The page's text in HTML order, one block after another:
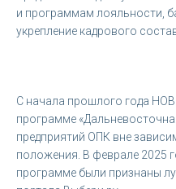
и программам лояльности,
укрепление кадрового
С начала прошлого года
программе
предприятий ОПК вне
положения. В феврале 2025
программе были признаны